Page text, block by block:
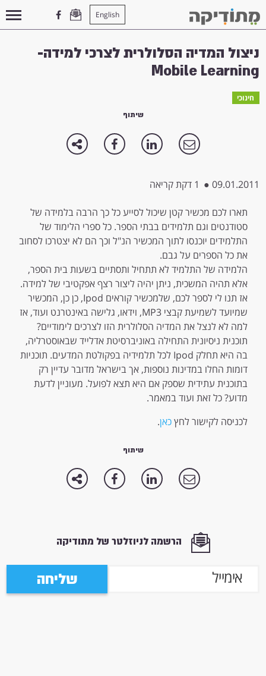
English
עמוד הבית ניצול המדיה הסלולרית לצרכי למידה- Mobile Learning
ניצול המדיה הסלולרית לצרכי למידה-
Mobile Learning
חינוכי
שיתוף
09.01.2011
● 1 דקת קריאה
תארו לכם מכשיר קטן שיכול לסייע כל כך הרבה בלמידה של
סטודנטים וגם תלמידים בבתי הספר. כל ספרי הלימוד של
התלמידים יוכנסו לתוך המכשיר הנ"ל וכך הם לא יצטרכו לסחוב
את כל הספרים על גבם.
הלמידה של התלמיד לא תתחיל ותסתיים בשעות בית הספר,
אלא תהיה המשכית, ניתן יהיה ליצור רצף אפקטיבי של למידה.
אז תנו לי לספר לכם, שלמכשיר קוראים Ipod, כן כן, המכשיר
שמיועד לשמיעת קבצי MP3, וידאו, גלישה באינטרנט ועוד, אז
למה לא לנצל את המדיה הסלולרית הזו לצרכים לימודיים?
תוכנית ניסיונית התחילה באוניברסיטת אדלייד שבאוסטרליה,
בה היא תחלק Ipod לכל תלמידיה בפקולטת המדעים. תוכניות
דומות החלו במדינות נוספות, אך בישראל מדובר עדיין רק
בתוכנית עתידית שספק אם היא תצא לפועל. מעוניין לדעת
מדוע? כל זאת ועוד במאמר.
לכניסה לקישור לחץכאן.
שיתוף
הרשמה לניוזלטר של מתודיקה
שליחה